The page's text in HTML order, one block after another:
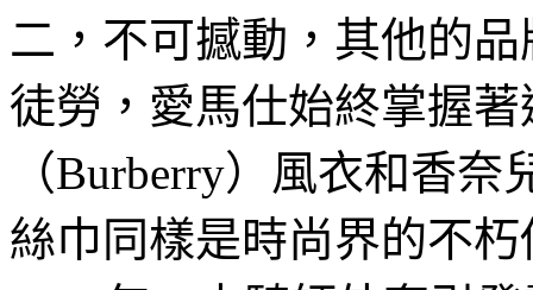
二，不可撼動，其他的
徒勞，愛馬仕始終掌握
（Burberry）風衣和香
絲巾同樣是時尚界的不朽